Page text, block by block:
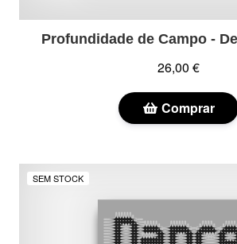
Profundidade de Campo -
26,00 €
Comprar
SEM STOCK